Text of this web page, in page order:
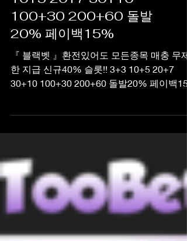
신규40% 슬롯!! 3+3
10+5 20+7 30+10
100+30 200+60 돌발
20% 페이백15%
『 블랙벳 』환전있어도 모든종목 매충 무제